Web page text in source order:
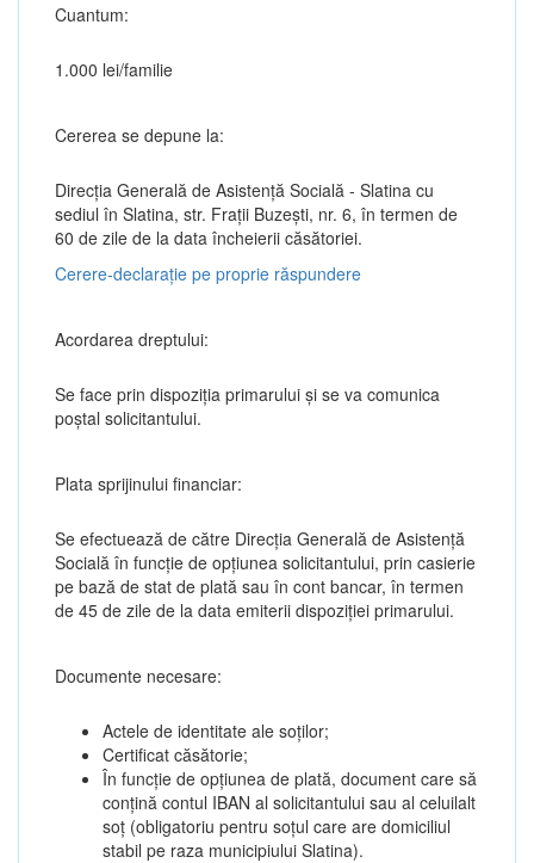
Cuantum:
1.000 lei/familie
Cererea se depune la:
Direcția Generală de Asistenţă Socială - Slatina cu
sediul în Slatina, str. Fraţii Buzeşti, nr. 6, în termen de
60 de zile de la data încheierii căsătoriei.
Cerere-declarație pe proprie răspundere
Acordarea dreptului:
Se face prin dispoziția primarului și se va comunica
poștal solicitantului.
Plata sprijinului financiar:
Se efectuează de către Direcția Generală de Asistență
Socială în funcție de opțiunea solicitantului, prin casierie
pe bază de stat de plată sau în cont bancar, în termen
de 45 de zile de la data emiterii dispoziției primarului.
Documente necesare:
Actele de identitate ale soților;
Certificat căsătorie;
În funcție de opțiunea de plată, document care să
conțină contul IBAN al solicitantului sau al celuilalt
soț (obligatoriu pentru soțul care are domiciliul
stabil pe raza municipiului Slatina).